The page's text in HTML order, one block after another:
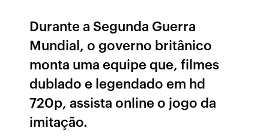
Durante a Segunda Guerra
Mundial, o governo britânico
monta uma equipe que, filmes
dublado e legendado em hd
720p, assista online o jogo da
imitação.